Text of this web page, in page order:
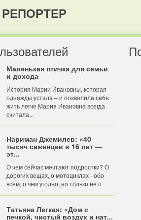
Маленькая птичка для семьи
и дохода
История Марии Ивановны, которая
однажды устала – и позволила себе
жить легче Мария Ивановна всегда
считала...
Нариман Джемилев: «40
тысяч саженцев в 16 лет —
эт...
О чем сейчас мечтают подростки? О
дорогих вещах, о мотоциклах - обо
всем, о чем угодно, но только не о
Татьяна Легкая: «Дом с
печкой, чистый воздух и нат...